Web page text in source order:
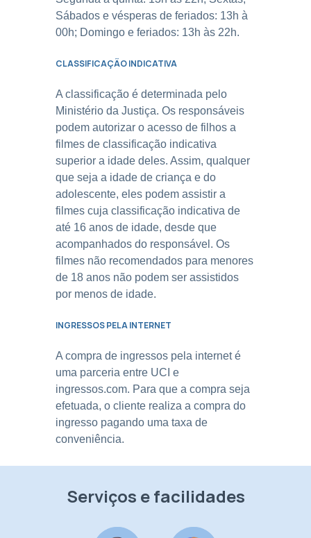
Sábados e vésperas de feriados: 13h à
00h; Domingo e feriados: 13h às 22h.
CLASSIFICAÇÃO INDICATIVA
A classificação é determinada pelo
Ministério da Justiça. Os responsáveis
podem autorizar o acesso de filhos a
filmes de classificação indicativa
superior a idade deles. Assim, qualquer
que seja a idade de criança e do
adolescente, eles podem assistir a
filmes cuja classificação indicativa de
até 16 anos de idade, desde que
acompanhados do responsável. Os
filmes não recomendados para menores
de 18 anos não podem ser assistidos
por menos de idade.
INGRESSOS PELA INTERNET
A compra de ingressos pela internet é
uma parceria entre UCI e
ingressos.com. Para que a compra seja
efetuada, o cliente realiza a compra do
ingresso pagando uma taxa de
conveniência.
Serviços e facilidades